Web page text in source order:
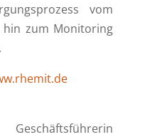
vom
hin zum Monitoring